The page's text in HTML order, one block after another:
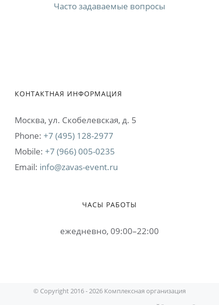
Часто задаваемые вопросы
КОНТАКТНАЯ ИНФОРМАЦИЯ
Москва, ул. Cкобелевская, д. 5
Phone: +7 (495) 128-2977
Mobile: +7 (966) 005-0235
Email: info@zavas-event.ru
ЧАСЫ РАБОТЫ
ежедневно, 09:00–22:00
© Copyright 2016 -2026 Комплексная организация